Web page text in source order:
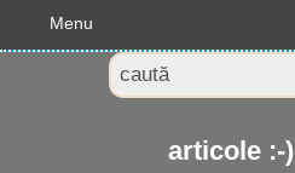
Menu
articole :-)